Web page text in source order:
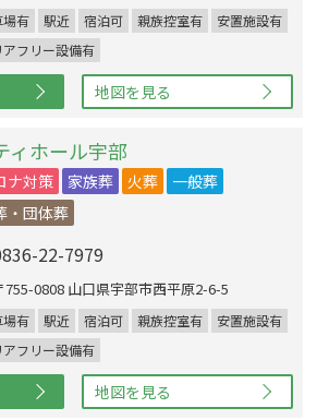
場有 駅近 宿泊可 親族控室有
安置施設有
アフリー設備有
地図を見る
ィホール宇部
ナ対策 家族葬 火葬
一般葬
・団体葬
22-7979
755-0808 山口県宇部市西平原2-6-5
場有 駅近 宿泊可 親族控室有
安置施設有
アフリー設備有
地図を見る